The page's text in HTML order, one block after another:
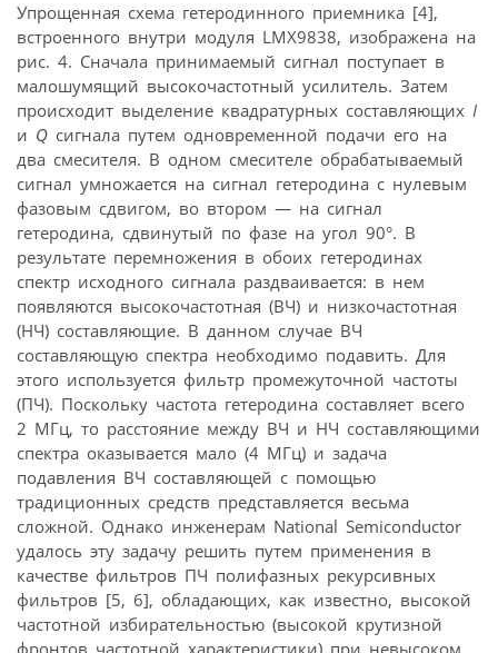
Упрощенная схема гетеродинного приемника [4],
встроенного внутри модуля LMX9838, изображена на
рис. 4. Сначала принимаемый сигнал поступает в
малошумящий высокочастотный усилитель. Затем
происходит выделение квадратурных составляющих I
и Q сигнала путем одновременной подачи его на
два смесителя. В одном смесителе обрабатываемый
сигнал умножается на сигнал гетеродина с нулевым
фазовым сдвигом, во втором — на сигнал
гетеродина, сдвинутый по фазе на угол 90°. В
результате перемножения в обоих гетеродинах
спектр исходного сигнала раздваивается: в нем
появляются высокочастотная (ВЧ) и низкочастотная
(НЧ) составляющие. В данном случае ВЧ
составляющую спектра необходимо подавить. Для
этого используется фильтр промежуточной частоты
(ПЧ). Поскольку частота гетеродина составляет всего
2 МГц, то расстояние между ВЧ и НЧ составляющими
спектра оказывается мало (4 МГц) и задача
подавления ВЧ составляющей с помощью
традиционных средств представляется весьма
сложной. Однако инженерам National Semiconductor
удалось эту задачу решить путем применения в
качестве фильтров ПЧ полифазных рекурсивных
фильтров [5, 6], обладающих, как известно, высокой
частотной избирательностью (высокой крутизной